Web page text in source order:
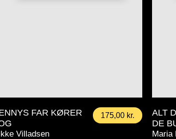
FAR KØRER
Villadsen
175,00 kr.
ALT
DE
Maria